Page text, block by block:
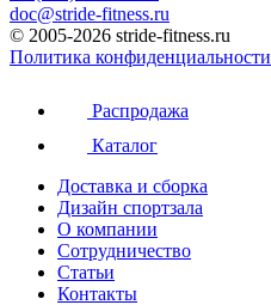
doc@stride-fitness.ru
© 2005-2026 stride-fitness.ru
Политика конфиденциальности
Распродажа
Каталог
Доставка и сборка
Дизайн спортзала
О компании
Сотрудничество
Статьи
Контакты